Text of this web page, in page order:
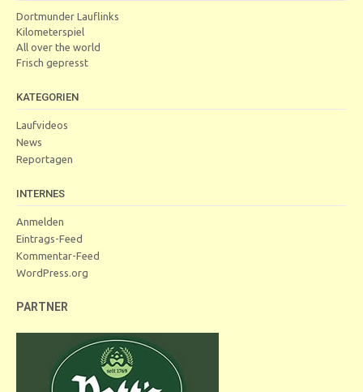
Dortmunder Lauflinks
Kilometerspiel
All over the world
Frisch gepresst
KATEGORIEN
Laufvideos
News
Reportagen
INTERNES
Anmelden
Eintrags-Feed
Kommentar-Feed
WordPress.org
PARTNER